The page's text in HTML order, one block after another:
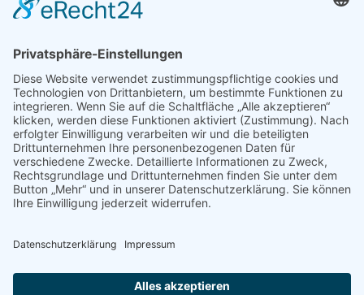
Nachricht
Ich stimme zu, dass meine Angaben aus dem Kontaktformular zur
Bearbeitung meiner Anfrage erhoben und verarbeitet werden. Die
Daten werden nach abgeschlossener Bearbeitung gelöscht. Sie können
Ihre Einwilligung jederzeit für die Zukunft per E-Mail anDiese E-
Mail-Adresse ist vor Spambots geschützt! Zur Anzeige muss
JavaScript eingeschaltet sein.widerrufen. Detaillierte Informationen
zum Umgang mit Nutzerdaten finden Sie in unserer
Datenschutzerklärung.